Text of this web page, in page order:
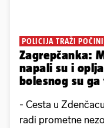
POLICIJA TRAŽI
Zagrepčanka:
napali su i
bolesnog su
- Cesta u
radi prometne